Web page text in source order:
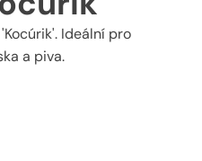
Ideální pro
a piva.